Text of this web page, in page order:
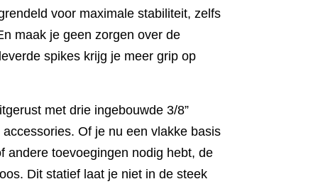
voor maximale stabiliteit, zelfs
maak je geen zorgen over de
spikes krijg je meer grip op
met drie ingebouwde 3/8”
Of je nu een vlakke basis
andere toevoegingen nodig hebt, de
Dit statief laat je niet in de steek